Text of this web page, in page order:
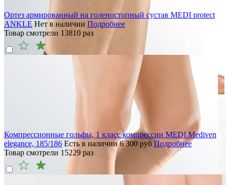
Ортез армированный на голеностопный сустав MEDI protect
ANKLE Нет в наличии Подробнее
Товар смотрели 13810 раз
Компрессионные гольфы, 1 класс компрессии MEDI Mediven
elegance, 185/186 Есть в наличии 6 300 руб Подробнее
Товар смотрели 15229 раз